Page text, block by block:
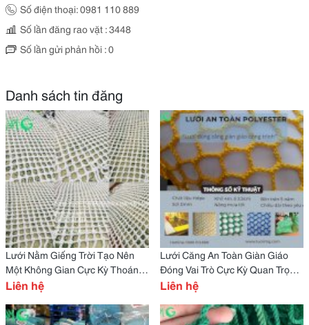
Số điện thoại: 0981 110 889
Số lần đăng rao vặt : 3448
Số lần gửi phản hồi : 0
Danh sách tin đăng
Lưới Nằm Giếng Trời Tạo Nên
Một Không Gian Cực Kỳ Thoáng
Đãng
Liên hệ
Lưới Căng An Toàn Giàn Giáo
Đóng Vai Trò Cực Kỳ Quan Trọng
Trong Việc Bảo Vệ Tính Mạng
Thi Công.
Liên hệ